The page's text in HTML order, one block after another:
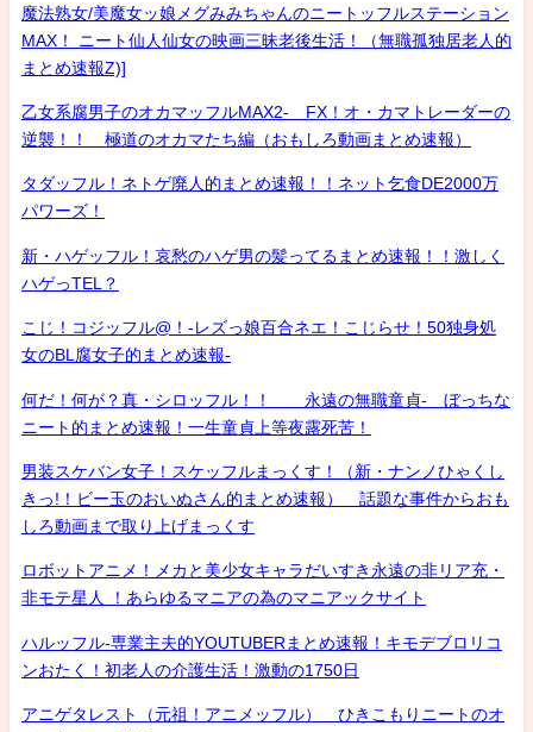
魔法熟女/美魔女ッ娘メグみみちゃんのニートッフルステーション
MAX！ ニート仙人仙女の映画三昧老後生活！（無職孤独居老人的
まとめ速報Z)]
乙女系腐男子のオカマッフルMAX2- FX！オ・カマトレーダーの
逆襲！！ 極道のオカマたち編（おもしろ動画まとめ速報）
タダッフル！ネトゲ廃人的まとめ速報！！ネット乞食DE2000万
パワーズ！
新・ハゲッフル！哀愁のハゲ男の髪ってるまとめ速報！！激しく
ハゲっTEL？
こじ！コジッフル@！-レズっ娘百合ネエ！こじらせ！50独身処
女のBL腐女子的まとめ速報-
何だ！何が？真・シロッフル！！ 永遠の無職童貞- ぼっちな
ニート的まとめ速報！一生童貞上等夜露死苦！
男装スケバン女子！スケッフルまっくす！（新・ナンノひゃくし
きっ!！ビー玉のおいぬさん的まとめ速報） 話題な事件からおも
しろ動画まで取り上げまっくす
ロボットアニメ！メカと美少女キャラだいすき永遠の非リア充・
非モテ星人 ！あらゆるマニアの為のマニアックサイト
ハルッフル-専業主夫的YOUTUBERまとめ速報！キモデブロリコ
ンおたく！初老人の介護生活！激動の1750日
アニゲタレスト（元祖！アニメッフル） ひきこもりニートのオ